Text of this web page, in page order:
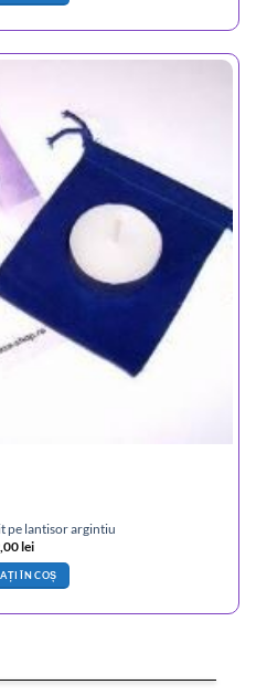
pe lantisor argintiu
lei
ÎN COȘ